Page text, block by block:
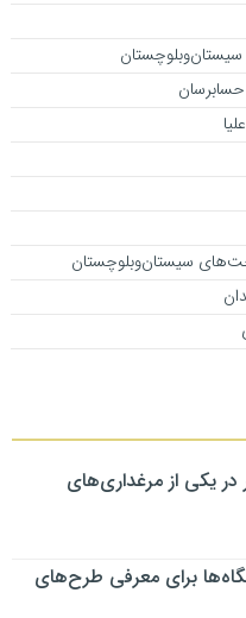
از ۱۹۰ ماینر در یکی از مرغداری‌های
برای معرفی طرح‌های